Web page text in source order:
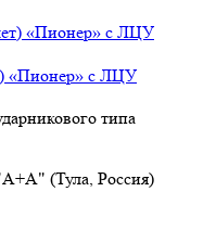
«Пионер» с ЛЦУ
типа
(Тула, Россия)